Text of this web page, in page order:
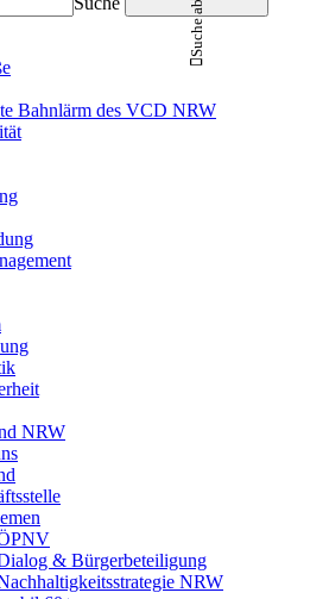
Bahnlärm des VCD NRW
NRW
& Bürgerbeteiligung
NRW